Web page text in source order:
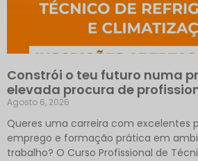
Constrói o teu futuro numa
elevada procura de
Agosto 6, 2026
Queres uma carreira com excelentes
emprego e formação prática em
trabalho? O Curso Profissional de